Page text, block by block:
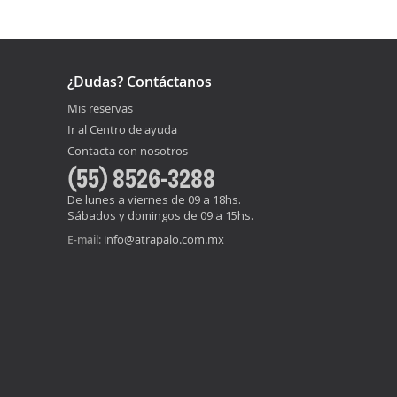
¿Dudas? Contáctanos
Mis reservas
Ir al Centro de ayuda
Contacta con nosotros
(55) 8526-3288
De lunes a viernes de 09 a 18hs.
Sábados y domingos de 09 a 15hs.
E-mail: info@atrapalo.com.mx